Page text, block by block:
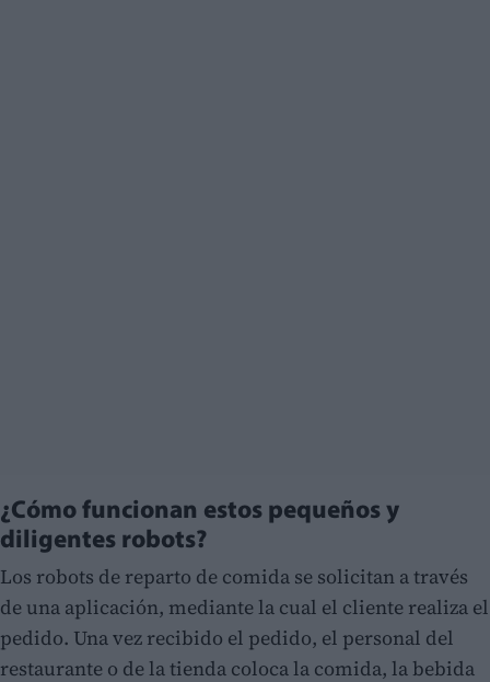
¿Cómo funcionan estos pequeños y
diligentes robots?
Los robots de reparto de comida se solicitan a través
de una aplicación, mediante la cual el cliente realiza el
pedido. Una vez recibido el pedido, el personal del
restaurante o de la tienda coloca la comida, la bebida